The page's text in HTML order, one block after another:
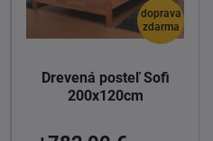
doprava
zdarma
Drevená posteľ Sofi
200x120cm